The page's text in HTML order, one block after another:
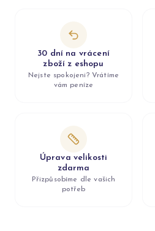
30 dní na vrácení
zboží z eshopu
Nejste spokojeni? Vrátíme
vám peníze
Úprava velikosti
zdarma
Přizpůsobíme dle vašich
potřeb